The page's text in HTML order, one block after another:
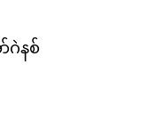
ဂဲနစ်